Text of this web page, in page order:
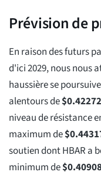
Prévision de
En raison des futurs
d'ici 2029, nous nous
haussière se
alentours de$
niveau de résistance
maximum de$
soutien dont HBAR a
minimum de$